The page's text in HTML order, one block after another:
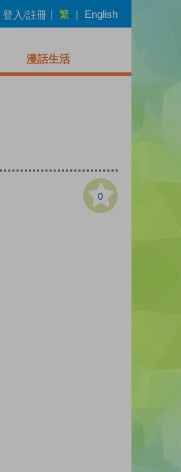
登入/註冊 | 繁 | English
漫話生活
0